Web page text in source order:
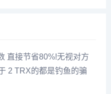
直接节省80%!无视对方
2 TRX的都是钓鱼的骗